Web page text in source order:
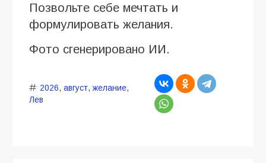
Позвольте себе мечтать и
формулировать желания.
Фото сгенерировано ИИ.
2026, август, желание,
Лев